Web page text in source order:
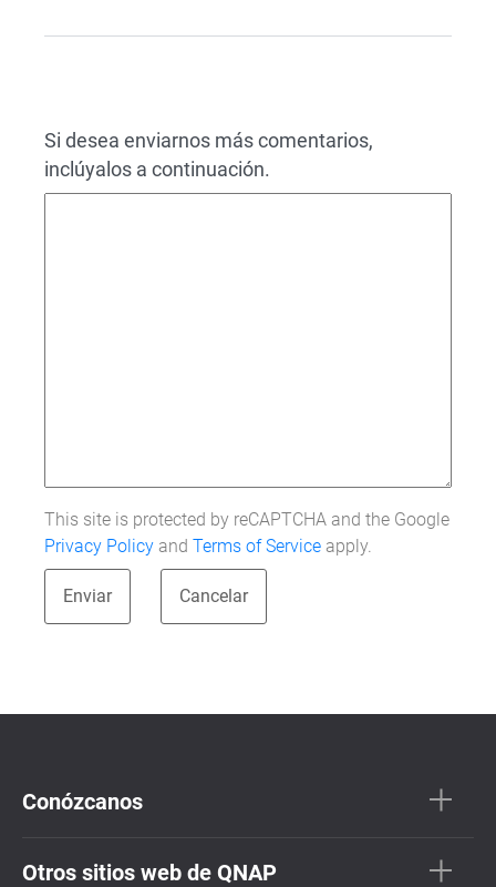
Si desea enviarnos más comentarios,
inclúyalos a continuación.
This site is protected by reCAPTCHA and the Google
Privacy Policy and Terms of Service apply.
Conózcanos
Otros sitios web de QNAP